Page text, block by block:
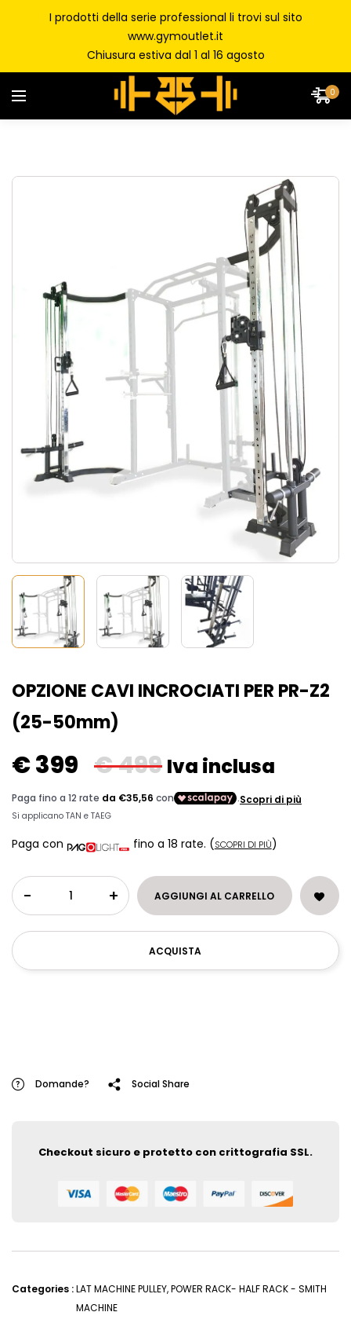
I prodotti della serie professional li trovi sul sito
www.gymoutlet.it
Chiusura estiva dal 1 al 16 agosto
0
OPZIONE CAVI INCROCIATI PER PR-Z2
(25-50mm)
€499
€399 Iva inclusa
Paga con fino a 18 rate. (SCOPRI DI PIÙ)
- + AGGIUNGI AL CARRELLO
ACQUISTA
Domande? Social Share
Checkout sicuro e protetto con crittografia SSL.
Categories :LAT MACHINE PULLEY,POWER RACK- HALF RACK - SMITH
MACHINE